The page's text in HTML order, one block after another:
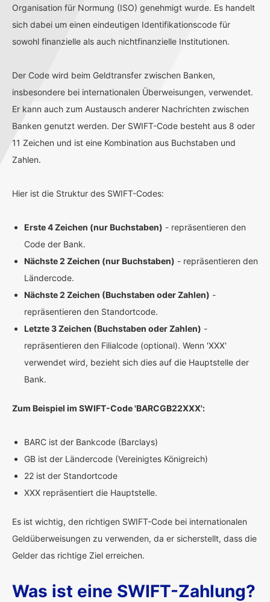
Organisation für Normung (ISO) genehmigt wurde. Es handelt
sich dabei um einen eindeutigen Identifikationscode für
sowohl finanzielle als auch nichtfinanzielle Institutionen.
Der Code wird beim Geldtransfer zwischen Banken,
insbesondere bei internationalen Überweisungen, verwendet.
Er kann auch zum Austausch anderer Nachrichten zwischen
Banken genutzt werden. Der SWIFT-Code besteht aus 8 oder
11 Zeichen und ist eine Kombination aus Buchstaben und
Zahlen.
Hier ist die Struktur des SWIFT-Codes:
Erste 4 Zeichen (nur Buchstaben) - repräsentieren den
Code der Bank.
Nächste 2 Zeichen (nur Buchstaben) - repräsentieren den
Ländercode.
Nächste 2 Zeichen (Buchstaben oder Zahlen) -
repräsentieren den Standortcode.
Letzte 3 Zeichen (Buchstaben oder Zahlen) -
repräsentieren den Filialcode (optional). Wenn 'XXX'
verwendet wird, bezieht sich dies auf die Hauptstelle der
Bank.
Zum Beispiel im SWIFT-Code 'BARCGB22XXX':
BARC ist der Bankcode (Barclays)
GB ist der Ländercode (Vereinigtes Königreich)
22 ist der Standortcode
XXX repräsentiert die Hauptstelle.
Es ist wichtig, den richtigen SWIFT-Code bei internationalen
Geldüberweisungen zu verwenden, da er sicherstellt, dass die
Gelder das richtige Ziel erreichen.
Was ist eine SWIFT-Zahlung?